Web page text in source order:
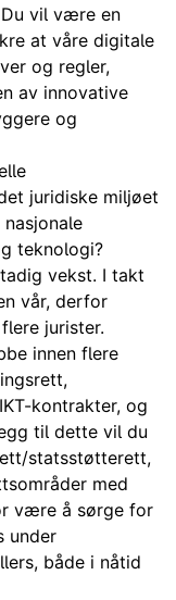
vil være en
at våre digitale
og regler,
av innovative
og
juridiske miljøet
teknologi?
vekst. I takt
vår, derfor
jurister.
innen flere
kontrakter, og
til dette vil du
statsstøtterett,
med
være å sørge for
under
både i nåtid